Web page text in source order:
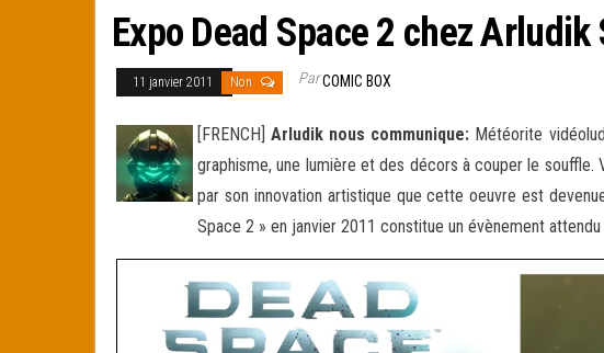
Expo Dead Space 2 chez
11 janvier 2011 Non ParCOMIC BOX
[FRENCH]Arludik nous communique: Météorite
graphisme, une lumière et des décors à couper le souffle.
par son innovation artistique que cette oeuvre est
Space 2 » en janvier 2011 constitue un évènement